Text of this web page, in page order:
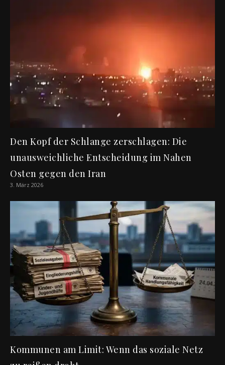
Den Kopf der Schlange zerschlagen: Die
unausweichliche Entscheidung im Nahen
Osten gegen den Iran
3. März 2026
Kommunen am Limit: Wenn das soziale Netz